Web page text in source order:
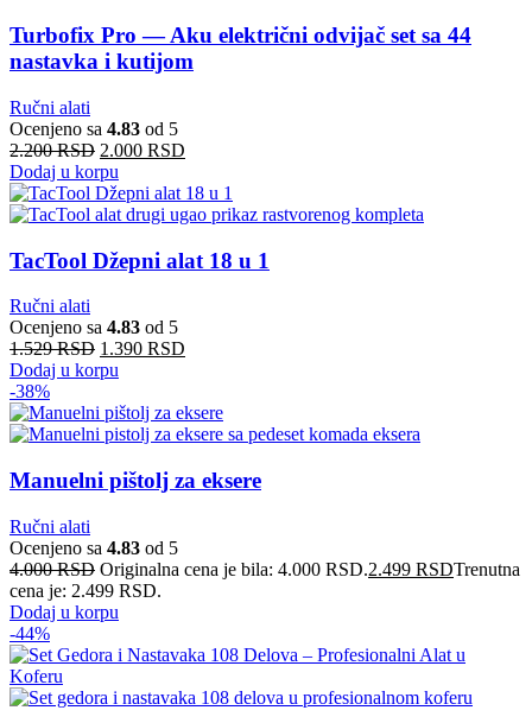
Turbofix Pro — Aku električni odvijač set sa 44
nastavka i kutijom
Ručni alati
Ocenjeno sa 4.83 od 5
2.200RSD 2.000 RSD
Dodaj u korpu
TacTool Džepni alat 18 u 1
Ručni alati
Ocenjeno sa 4.83 od 5
1.529RSD 1.390 RSD
Dodaj u korpu
-38%
Manuelni pištolj za eksere
Ručni alati
Ocenjeno sa 4.83 od 5
4.000RSD Originalna cena je bila: 4.000 RSD.2.499 RSDTrenutna
cena je: 2.499 RSD.
Dodaj u korpu
-44%